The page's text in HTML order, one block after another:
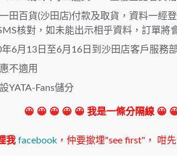
田百貨(沙田店)付款及取貨，資料一經
核對，如未能出示相乎資料，訂單將
6月13日至6月16日到沙田店客戶服務
不適用
YATA-Fans儲分
😀 😀 😀 😀 😀 我是一條分隔線 😀
我 facebook ，仲要撳埋"see first"， 咁